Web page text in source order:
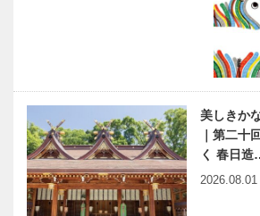
美しきか
｜第二十
く 春日
2026.08.01